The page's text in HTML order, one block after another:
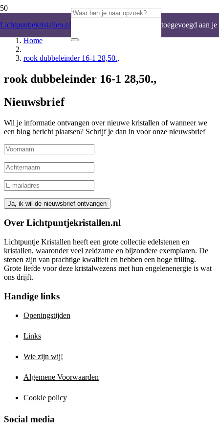
Lichtpuntjekristallen.nl toegevoegd aan je
Home
rook dubbeleinder 16-1 28,50.,
rook dubbeleinder 16-1 28,50.,
Nieuwsbrief
Wil je informatie ontvangen over nieuwe kristallen of wanneer we
een blog bericht plaatsen? Schrijf je dan in voor onze nieuwsbrief
Over Lichtpuntjekristallen.nl
Lichtpuntje Kristallen heeft een grote collectie edelstenen en
kristallen, waaronder veel zeldzame en bijzondere exemplaren. De
stenen zijn van prachtige kwaliteit en hebben een hoge trilling.
Grote liefde voor deze kristalwezens met hun engelenenergie is wat
ons drijft.
Handige links
Openingstijden
Links
Wie zijn wij!
Algemene Voorwaarden
Cookie policy
Social media